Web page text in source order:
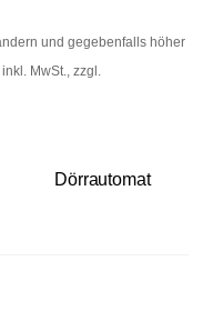
und gegebenfalls höher
MwSt., zzgl.
Dörrautomat